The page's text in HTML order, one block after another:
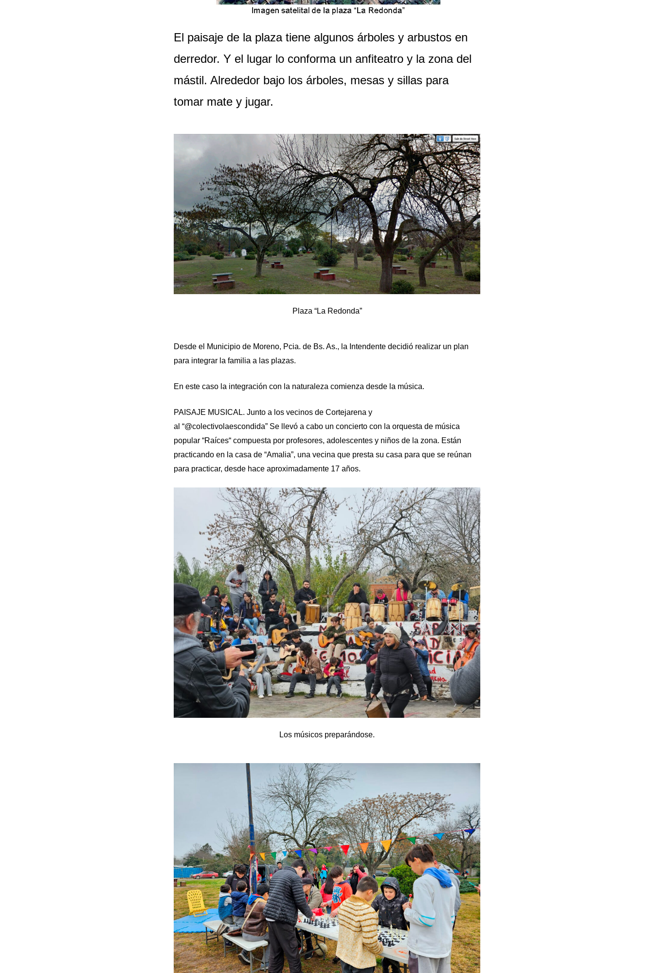
El paisaje de la plaza tiene algunos árboles y arbustos en
derredor. Y el lugar lo conforma un anfiteatro y la zona del
mástil. Alrededor bajo los árboles, mesas y sillas para
tomar mate y jugar.
Plaza “La Redonda”
Desde el Municipio de Moreno, Pcia. de Bs. As., la Intendente decidió realizar un plan
para integrar la familia a las plazas.
En este caso la integración con la naturaleza comienza desde la música.
PAISAJE MUSICAL. Junto a los vecinos de Cortejarena y
al “@colectivolaescondida” Se llevó a cabo un concierto con la orquesta de música
popular “Raíces“ compuesta por profesores, adolescentes y niños de la zona. Están
practicando en la casa de “Amalia”, una vecina que presta su casa para que se reúnan
para practicar, desde hace aproximadamente 17 años.
Los músicos preparándose.